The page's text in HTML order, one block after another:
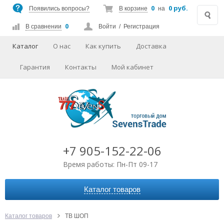
Появились вопросы? В корзине 0 на 0 руб.
В сравнении 0 Войти / Регистрация
Каталог О нас Как купить Доставка
Гарантия Контакты Мой кабинет
+7 905-152-22-06
Время работы: Пн-Пт 09-17
Каталог товаров
Каталог товаров ТВ ШОП